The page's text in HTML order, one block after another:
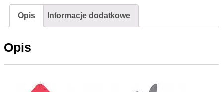
Esquero
ESQ
Platan
Opis Informacje dodatkowe
Opis